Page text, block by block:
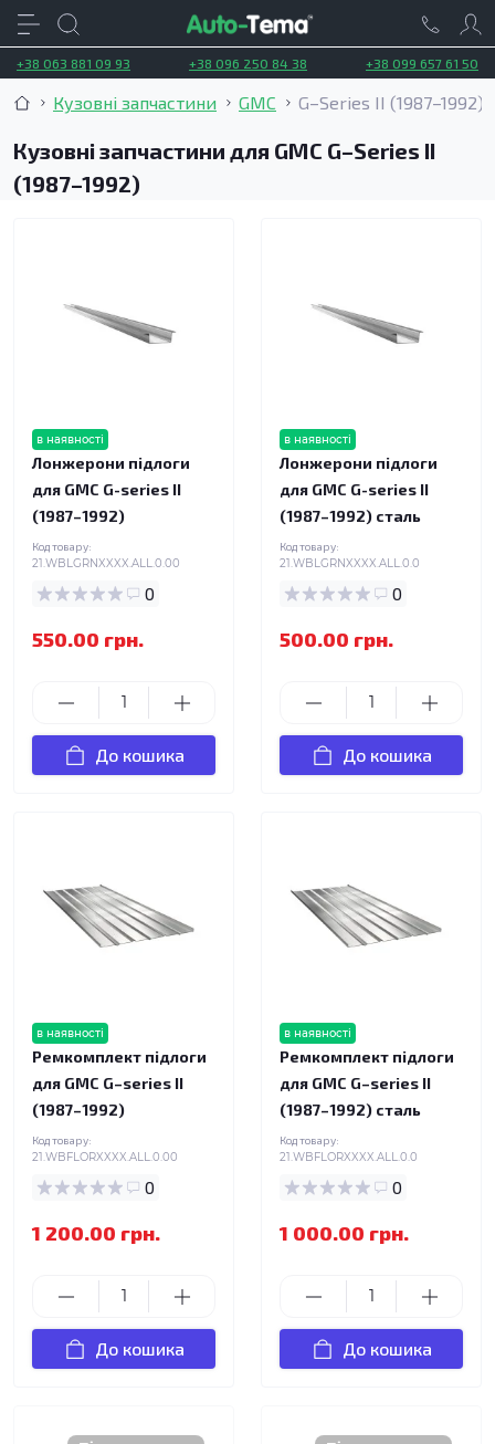
+38 063 881 09 93 +38 096 250 84 38 +38 099 657 61 50
Кузовні запчастини GMC G–Series II (1987–1992)
Кузовні запчастини для GMC G–Series II
(1987–1992)
в наявності
Лонжерони підлоги
для GMC G-series II
(1987–1992)
Код товару:
21.WBLGRNXXXX.ALL.0.00
0
550.00 грн.
До кошика
в наявності
Лонжерони підлоги
для GMC G-series II
(1987–1992) сталь
Код товару:
21.WBLGRNXXXX.ALL.0.0
0
500.00 грн.
До кошика
в наявності
Ремкомплект підлоги
для GMC G–series II
(1987–1992)
Код товару:
21.WBFLORXXXX.ALL.0.00
0
1 200.00 грн.
До кошика
в наявності
Ремкомплект підлоги
для GMC G–series II
(1987–1992) сталь
Код товару:
21.WBFLORXXXX.ALL.0.0
0
1 000.00 грн.
До кошика